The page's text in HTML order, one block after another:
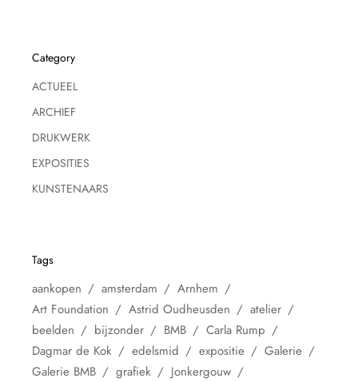
Category
ACTUEEL
ARCHIEF
DRUKWERK
EXPOSITIES
KUNSTENAARS
Tags
aankopen amsterdam
Arnhem
Art Foundation
Astrid Oudheusden
atelier
beelden
bijzonder BMB
Carla Rump
Dagmar de Kok
edelsmid expositie
Galerie
Galerie BMB
grafiek
Jonkergouw